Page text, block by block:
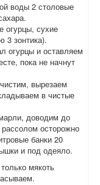
воды 2 столовые
сухие
3 зонтика).
огурцы и оставляем
пока не начнут
вырезаем
в чистые
доводим до
осторожно
банки 20
и под одеяло.
мякоть